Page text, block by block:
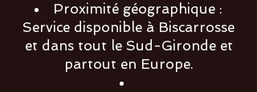
Proximité géographique :
Service disponible à Biscarrosse
et dans tout le Sud-Gironde et
partout en Europe.